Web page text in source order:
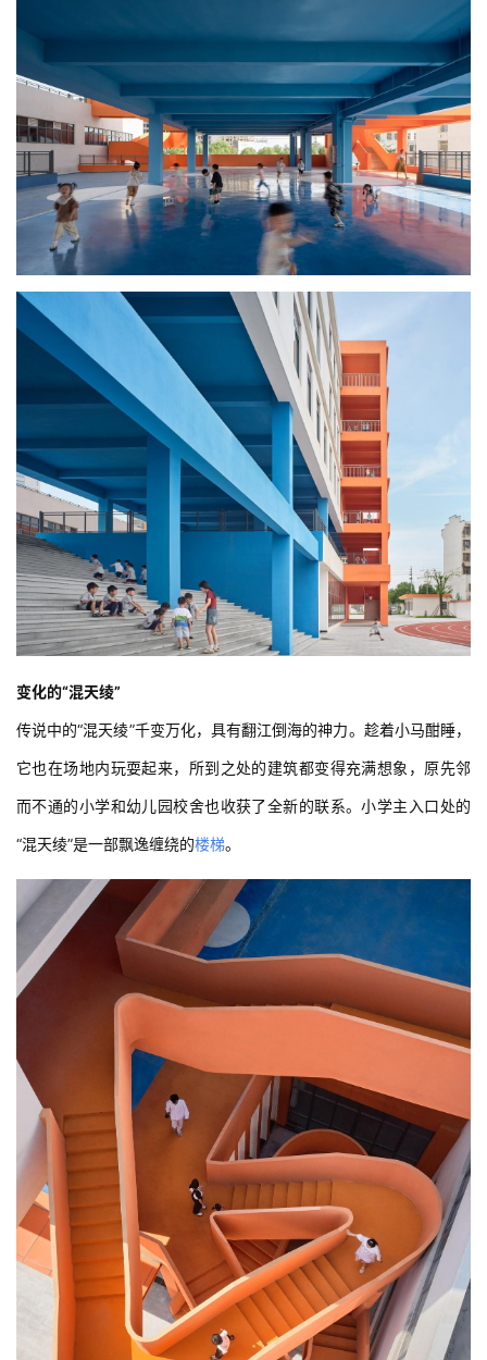
变化的“混天绫”
传说中的“混天绫”千变万化，具有翻江倒海的神力。趁着小马酣睡，
它也在场地内玩耍起来，所到之处的建筑都变得充满想象，原先邻
而不通的小学和幼儿园校舍也收获了全新的联系。小学主入口处的
“混天绫”是一部飘逸缠绕的楼梯。